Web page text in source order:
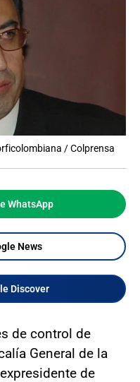
/ Colprensa
WhatsApp
News
Discover
de control de
General de la
de